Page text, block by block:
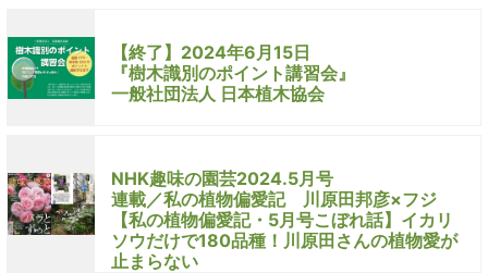
【終了】2024年6月15日
『樹木識別のポイント講習会』
一般社団法人 日本植木協会
NHK趣味の園芸2024.5月号
連載／私の植物偏愛記 川原田邦彦×フジ
【私の植物偏愛記・5月号こぼれ話】イカリ
ソウだけで180品種！川原田さんの植物愛が
止まらない